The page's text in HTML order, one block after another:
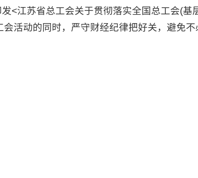
<江苏省总工会关于贯彻落实全国总工会(基
活动的同时，严守财经纪律把好关，避免不